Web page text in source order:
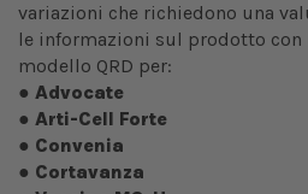
variazioni che richiedono una
le informazioni sul prodotto con
modello QRD per:
● Advocate
● Arti-Cell Forte
● Convenia
● Cortavanza